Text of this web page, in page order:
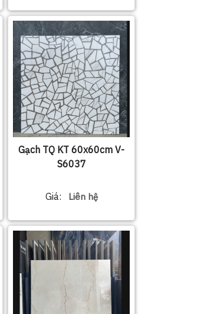
Gạch TQ KT 60x60cm V-
S6037
Giá: Liên hệ